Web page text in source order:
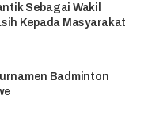
Sebagai Wakil
Kepada Masyarakat
Badminton